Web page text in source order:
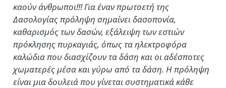
καούν άνθρωποι!!! Για έναν πρωτοετή της
Δασολογίας πρόληψη σημαίνει δασοπονία,
καθαρισμός των δασών, εξάλειψη των εστιών
πρόκλησης πυρκαγιάς, όπως τα ηλεκτροφόρα
καλώδια που διασχίζουν τα δάση και οι αδέσποτες
χωματερές μέσα και γύρω από τα δάση. Η πρόληψη
είναι μια δουλειά που γίνεται συστηματικά κάθε